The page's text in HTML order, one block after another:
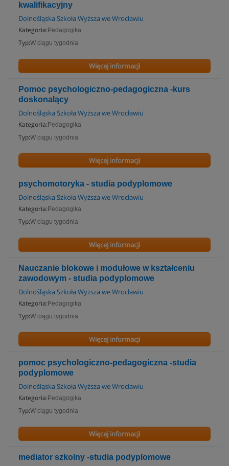
kwalifikacyjny
Dolnośląska Szkoła Wyższa we Wrocławiu
Kategoria: Pedagogika
Typ:W ciągu tygodnia
Więcej informacji
Pomoc psychologiczno-pedagogiczna -kurs
doskonalący
Dolnośląska Szkoła Wyższa we Wrocławiu
Kategoria: Pedagogika
Typ:W ciągu tygodnia
Więcej informacji
psychomotoryka - studia podyplomowe
Dolnośląska Szkoła Wyższa we Wrocławiu
Kategoria: Pedagogika
Typ:W ciągu tygodnia
Więcej informacji
Nauczanie blokowe i modułowe w kształceniu
zawodowym - studia podyplomowe
Dolnośląska Szkoła Wyższa we Wrocławiu
Kategoria: Pedagogika
Typ:W ciągu tygodnia
Więcej informacji
pomoc psychologiczno-pedagogiczna -studia
podyplomowe
Dolnośląska Szkoła Wyższa we Wrocławiu
Kategoria: Pedagogika
Typ:W ciągu tygodnia
Więcej informacji
mediator szkolny -studia podyplomowe